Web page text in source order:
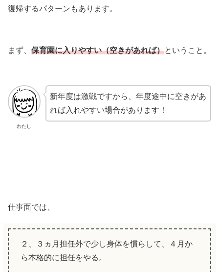
復帰するパターンもあります。
まず、 保育園に入りやすい（空きがあれば）ということ。
わたし
新年度は激戦ですから、年度途中に空きがあ
れば入れやすい場合があります！
仕事面では、
２、３ヵ月担任外で少し身体を慣らして、４月か
ら本格的に担任をやる。